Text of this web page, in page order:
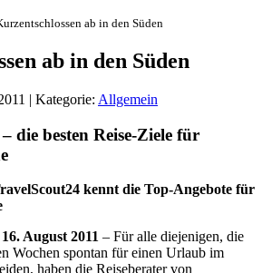
ab in den Süden
ab in den Süden
| Kategorie: Allgemein
die besten Reise-Ziele für
kennt die Top-Angebote für
August 2011 – Für alle diejenigen, die
Wochen spontan für einen Urlaub im
haben die Reiseberater von